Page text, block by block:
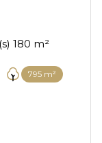
Maison 4 pièce(s) 3 chambre(s) 180 m²
795 m²